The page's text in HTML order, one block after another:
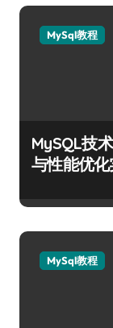
MySql教程
MySQL技
与性能优
MySql教程